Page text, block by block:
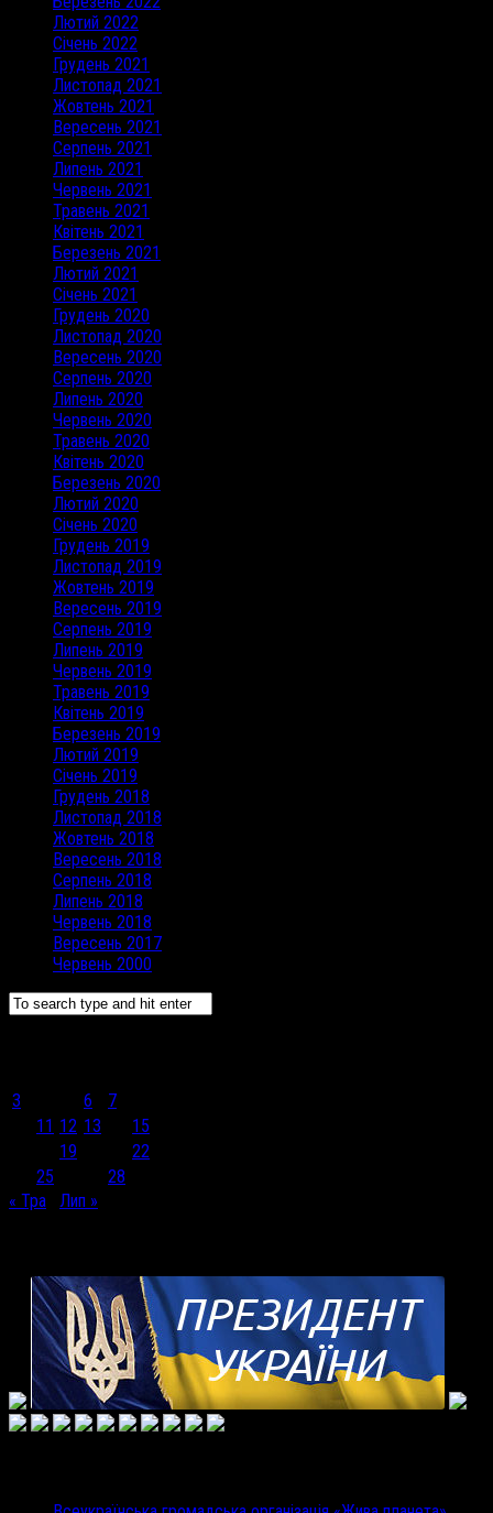
Лютий 2022
Січень 2022
Грудень 2021
Листопад 2021
Жовтень 2021
Вересень 2021
Серпень 2021
Липень 2021
Червень 2021
Травень 2021
Квітень 2021
Березень 2021
Лютий 2021
Січень 2021
Грудень 2020
Листопад 2020
Вересень 2020
Серпень 2020
Липень 2020
Червень 2020
Травень 2020
Квітень 2020
Березень 2020
Лютий 2020
Січень 2020
Грудень 2019
Листопад 2019
Жовтень 2019
Вересень 2019
Серпень 2019
Липень 2019
Червень 2019
Травень 2019
Квітень 2019
Березень 2019
Лютий 2019
Січень 2019
Грудень 2018
Листопад 2018
Жовтень 2018
Вересень 2018
Серпень 2018
Липень 2018
Червень 2018
Вересень 2017
Червень 2000
3
6 7
11 12 13 15
19 22
25 28
« Тра
Лип »